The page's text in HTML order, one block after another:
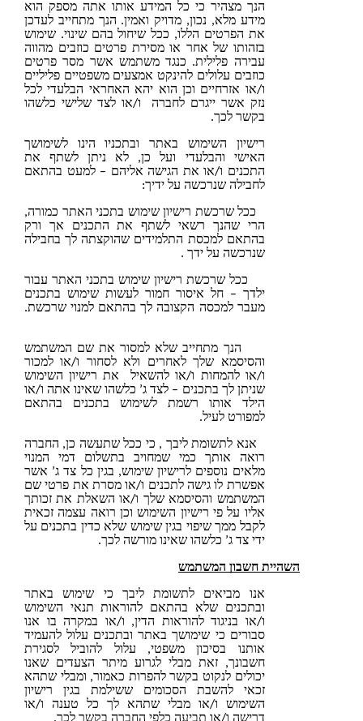
הנך מצהיר כי כל המידע אותו אתה מספק הוא
מידע מלא, נכון, מדויק ואמין. הנך מתחייב לעדכן
את הפרטים הללו, ככל שיחול בהם שינוי. שימוש
בזהותו של אחר או מסירת פרטים כוזבים מהווה
עבירה פלילית. כנגד משתמש אשר מסר פרטים
כוזבים עלולים להינקט אמצעים משפטיים פליליים
ו/או אזרחיים וכן הוא יהא האחראי הבלעדי לכל
נזק אשר ייגרם לחברה ו/או לצד שלישי כלשהו
רישיון השימוש באתר ובתכניו הינו לשימושך
האישי והבלעדי ועל כן, לא ניתן לשתף את
התכנים ו/או את הגישה אליהם – למעט בהתאם
לחבילה שנרכשה על ידיך:
רישיון שימוש בתכני האתר כמורה,
הרי שהנך רשאי לשתף את התכנים אך ורק
בהתאם למכסת התלמידים שהוקצתה לך בחבילה
רישיון שימוש בתכני האתר עבור
ילדך – חל איסור חמור לעשות שימוש בתכנים
מעבר למכסה הקצובה לך בהתאם למנוי שרכשת.
מתחייב שלא למסור את שם המשתמש
והסיסמא שלך לאחרים ולא לסחור ו/או למכור
ו/או להמחות ו/או להשאיל את רישיון השימוש
שניתן לך בתכנים – לצד ג’ כלשהו שאינו אתה ו/או
הילד אותו רשמת לשימוש בתכנים בהתאם
ליבך , כי ככל שתעשה כן, החברה
רואה אותך כמי שמחויב בתשלום דמי המנוי
מלאים נוספים לרישיון שימוש, בגין כל צד ג’ אשר
אפשרת לו גישה לתכנים ו/או מסרת את פרטי שם
המשתמש והסיסמא שלך ו/או השאלת את זכותך
אליו על פי רישיון השימוש וכן רואה עצמה זכאית
לקבל ממך שיפוי בגין שימוש שלא כדין בתכנים על
ידי צד ג’ כלשהו שאינו מורשה לכך.
חשבון המשתמש
אנו מביאים לתשומת ליבך כי שימוש באתר
ובתכנים שלא בהתאם להוראות תנאי השימוש
ו/או בניגוד להוראות הדין, ו/או במקרה בו אנו
סבורים כי שימושך באתר ובתכנים עלול להעמיד
אותנו בסיכון משפטי, עלול להוביל לסגירת
חשבונך, זאת מבלי לגרוע מיתר הצעדים שאנו
יכולים לנקוט בקשר להפרות כאמור, ומבלי שתהא
זכאי להשבת הסכומים ששילמת בגין רישיון
השימוש ו/או מבלי שתהא לך כל טענה ו/או